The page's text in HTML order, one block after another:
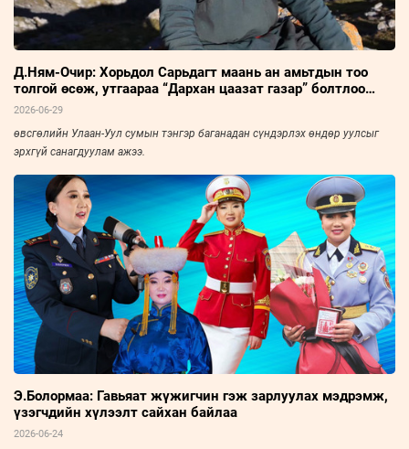
Д.Ням-Очир: Хорьдол Сарьдагт маань ан амьтдын тоо
толгой өсөж, утгаараа “Дархан цаазат газар” болтлоо
хөгжсөнд сэтгэл бахдаж явдаг
2026-06-29
өвсгөлийн Улаан-Уул сумын тэнгэр баганадан сүндэрлэх өндөр уулсыг
эрхгүй санагдуулам ажээ.
Э.Болормаа: Гавьяат жүжигчин гэж зарлуулах мэдрэмж,
үзэгчдийн хүлээлт сайхан байлаа
2026-06-24